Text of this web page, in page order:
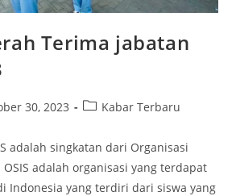
Terima jabatan
30, 2023
PostKabar Terbaru
adalah singkatan dari Organisasi
OSIS adalah organisasi yang terdapat
Indonesia yang terdiri dari siswa yang